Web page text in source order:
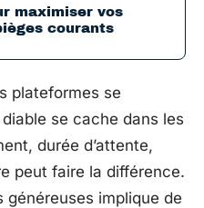
maximiser vos
courants
plateformes se
se cache dans les
durée d’attente,
peut faire la différence.
généreuses implique de